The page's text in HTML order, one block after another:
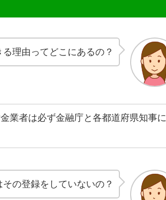
理由ってどこにあるの？
業者は必ず金融庁と各都道府県知事に
の登録をしていないの？